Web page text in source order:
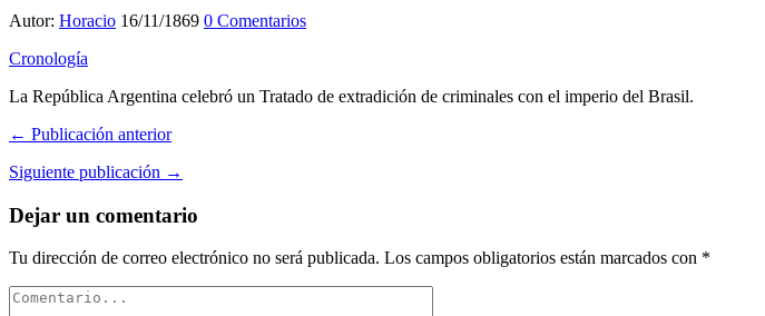
Autor: Horacio 16/11/1869 0 Comentarios
Cronología
La República Argentina celebró un Tratado de extradición de criminales con el imperio del Brasil.
← Publicación anterior
Siguiente publicación →
Dejar un comentario
Tu dirección de correo electrónico no será publicada. Los campos obligatorios están marcados con *